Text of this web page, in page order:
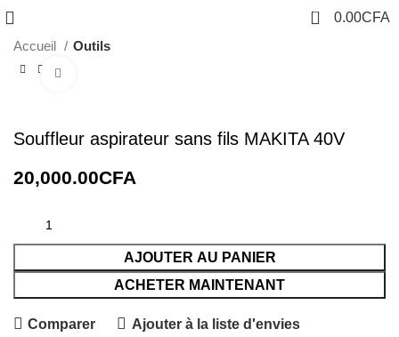
0 0.00CFA
Accueil
Outils
Souffleur aspirateur sans fils MAKITA 40V
20,000.00CFA
AJOUTER AU PANIER
ACHETER MAINTENANT
Comparer Ajouter à la liste d'envies